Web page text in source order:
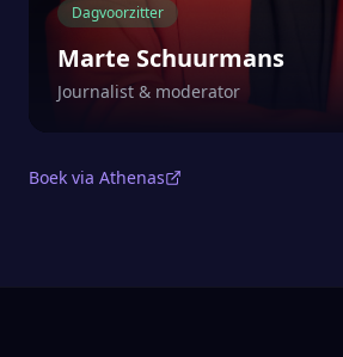
Dagvoorzitter
Marte Schuurmans
Journalist & moderator
Boek via Athenas